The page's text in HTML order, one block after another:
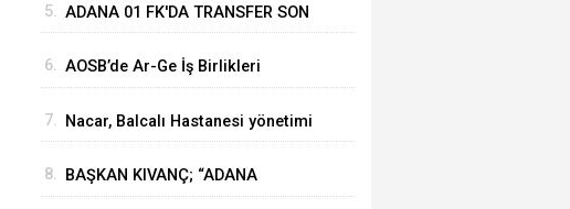
5. ADANA 01 FK'DA TRANSFER SON
6. AOSB’de Ar-Ge İş Birlikleri
7. Nacar, Balcalı Hastanesi yönetimi
8. BAŞKAN KIVANÇ; “ADANA